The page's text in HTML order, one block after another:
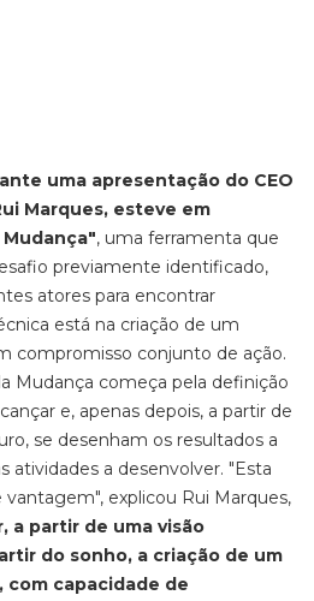
uma apresentação do CEO
Marques, esteve em
, uma ferramenta que
previamente identificado,
atores para encontrar
está na criação de um
compromisso conjunto de ação.
Mudança começa pela definição
e, apenas depois, a partir de
se desenham os resultados a
atividades a desenvolver. "Esta
explicou Rui Marques,
a partir de uma visão
do sonho, a criação de um
capacidade de